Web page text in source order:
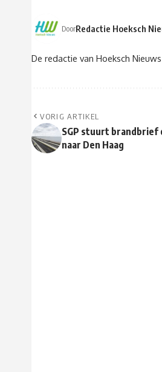
DoorRedactie Hoeksch
De redactie van Hoeksch
VORIG ARTIKEL
SGP stuurt
naar Den Haag